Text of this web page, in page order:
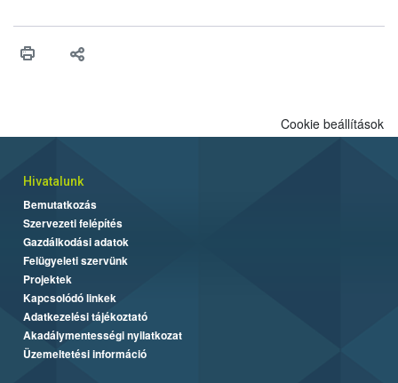
higiéniai szabályok betartása, a megfelelő hőkezelés, valamint a
biztonsági Hivatal (Nébih) Oktatási Programja összegyűjtötte a
Cookie beállítások
Hivatalunk
Bemutatkozás
Szervezeti felépítés
Gazdálkodási adatok
Felügyeleti szervünk
Projektek
Kapcsolódó linkek
Adatkezelési tájékoztató
Akadálymentességi nyilatkozat
Üzemeltetési információ